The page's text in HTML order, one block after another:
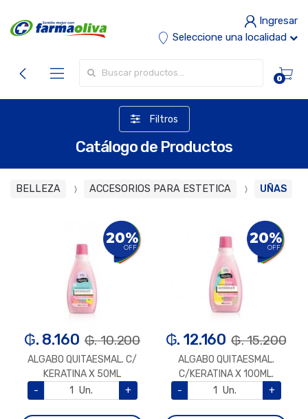
Ingresar
Seleccione una localidad
0
Filtros
Catálogo de Productos
BELLEZA ACCESORIOS PARA ESTETICA UÑAS
20%
OFF
₲. 8.160 ₲. 10.200
ALGABO QUITAESMAL. C/
KERATINA X 50ML
-
Un. +
20%
OFF
₲. 12.160 ₲. 15.200
ALGABO QUITAESMAL.
C/KERATINA X 100ML.
-
Un. +